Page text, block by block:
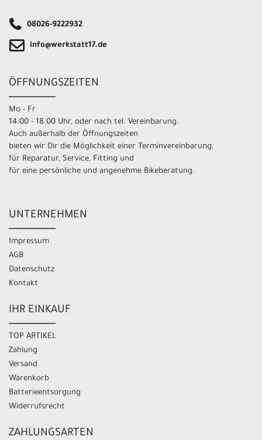
08026-9222932
info@werkstatt17.de
ÖFFNUNGSZEITEN
Mo - Fr
14.00 - 18.00 Uhr, oder nach tel. Vereinbarung.
Auch außerhalb der Öffnungszeiten
bieten wir Dir die Möglichkeit einer Terminvereinbarung,
für Reparatur, Service, Fitting und
für eine persönliche und angenehme Bikeberatung.
UNTERNEHMEN
Impressum
AGB
Datenschutz
Kontakt
IHR EINKAUF
TOP ARTIKEL
Zahlung
Versand
Warenkorb
Batterieentsorgung
Widerrufsrecht
ZAHLUNGSARTEN